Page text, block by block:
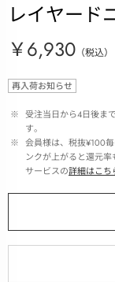
レイヤード
￥6,930 （税込）
再入荷お知らせ
※ 受注当日から4日後ま
す。
※ 会員様は、税抜¥100
ンクが上がると還元
サービスの詳細はこち